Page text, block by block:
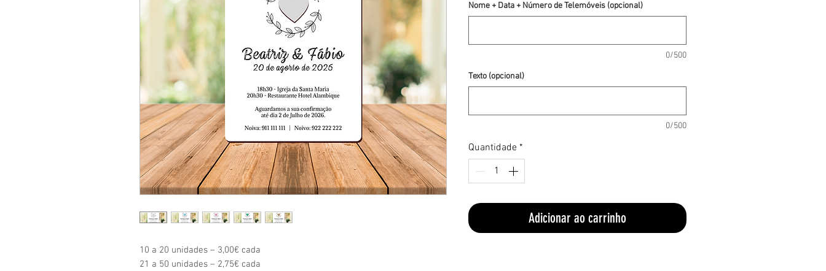
10 a 20 unidades – 3,00€ cada
21 a 50 unidades – 2,75€ cada
Nome + Data + Número de Telemóveis (opcional)
0/500
Texto (opcional)
0/500
Quantidade *
Adicionar ao carrinho